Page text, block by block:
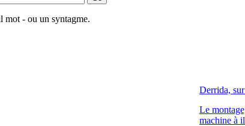
mot - ou un syntagme.
Derrida,
Le
machine à